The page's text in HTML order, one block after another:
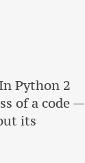
Python 2
of a code —
its